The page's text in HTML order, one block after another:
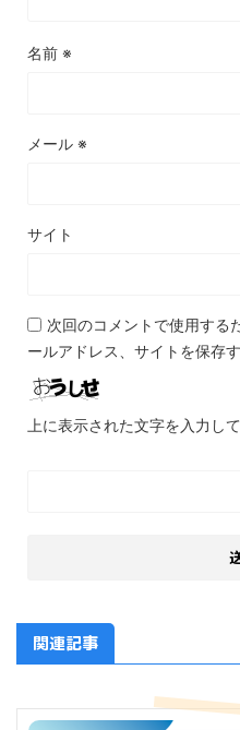
名前 ※
メール ※
サイト
次回のコメントで使用する
ールアドレス、サイトを保存す
上に表示された文字を入力し
関連記事